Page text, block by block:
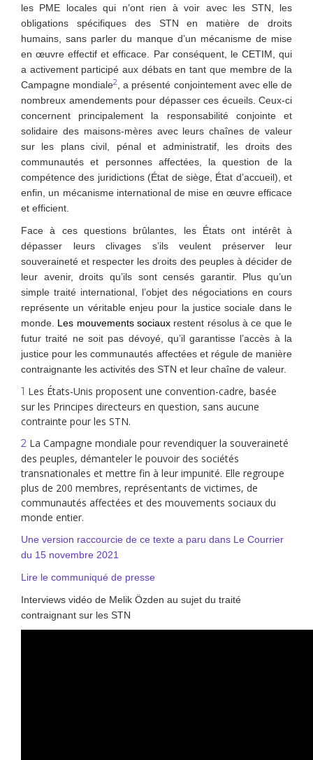
les PME locales qui n’ont rien à voir avec les STN, les
obligations spécifiques des STN en matière de droits
humains, sans parler du manque d’un mécanisme de mise
en œuvre effectif et efficace. Par conséquent, le CETIM, qui
a activement participé aux débats en tant que membre de la
Campagne mondiale2
, a présenté conjointement avec elle de
nombreux amendements pour dépasser ces écueils. Ceux-ci
concernent principalement la responsabilité conjointe et
solidaire des maisons-mères avec leurs chaînes de valeur
sur les plans civil, pénal et administratif, les droits des
communautés et personnes affectées, la question de la
compétence des juridictions (État de siège, État d’accueil), et
enfin, un mécanisme international de mise en œuvre efficace
et efficient.
Face à ces questions brûlantes, les États ont intérêt à
dépasser leurs clivages s’ils veulent préserver leur
souveraineté et respecter les droits des peuples à décider de
leur avenir, droits qu’ils sont censés garantir. Plus qu’un
simple traité international, l’objet des négociations en cours
représente un véritable enjeu pour la justice sociale dans le
monde. Les mouvements sociaux restent résolus à ce que le
futur traité ne soit pas dévoyé, qu’il garantisse l’accès à la
justice pour les communautés affectées et régule de manière
contraignante les activités des STN et leur chaîne de valeur.
1 Les États-Unis proposent une convention-cadre, basée
sur les Principes directeurs en question, sans aucune
contrainte pour les STN.
2 La Campagne mondiale pour revendiquer la souveraineté
des peuples, démanteler le pouvoir des sociétés
transnationales et mettre fin à leur impunité. Elle regroupe
plus de 200 membres, représentants de victimes, de
communautés affectées et des mouvements sociaux du
monde entier.
Une version raccourcie de ce texte a paru dans Le Courrier
du 15 novembre 2021
Lire le communiqué de presse
Interviews vidéo de Melik Özden au sujet du traité
contraignant sur les STN